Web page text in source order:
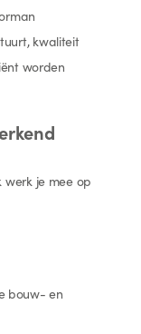
kwaliteit
worden
werk je mee op
bouw- en